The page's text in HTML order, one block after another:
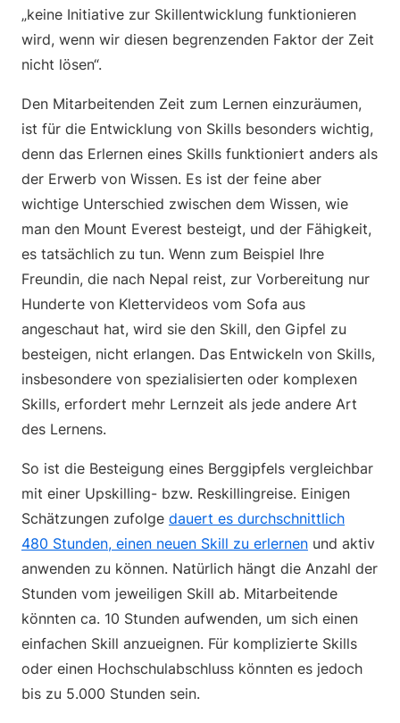
„keine Initiative zur Skillentwicklung funktionieren
wird, wenn wir diesen begrenzenden Faktor der Zeit
nicht lösen“.
Den Mitarbeitenden Zeit zum Lernen einzuräumen,
ist für die Entwicklung von Skills besonders wichtig,
denn das Erlernen eines Skills funktioniert anders als
der Erwerb von Wissen. Es ist der feine aber
wichtige Unterschied zwischen dem Wissen, wie
man den Mount Everest besteigt, und der Fähigkeit,
es tatsächlich zu tun. Wenn zum Beispiel Ihre
Freundin, die nach Nepal reist, zur Vorbereitung nur
Hunderte von Klettervideos vom Sofa aus
angeschaut hat, wird sie den Skill, den Gipfel zu
besteigen, nicht erlangen. Das Entwickeln von Skills,
insbesondere von spezialisierten oder komplexen
Skills, erfordert mehr Lernzeit als jede andere Art
des Lernens.
So ist die Besteigung eines Berggipfels vergleichbar
mit einer Upskilling- bzw. Reskillingreise. Einigen
Schätzungen zufolge dauert es durchschnittlich
480 Stunden, einen neuen Skill zu erlernen und aktiv
anwenden zu können. Natürlich hängt die Anzahl der
Stunden vom jeweiligen Skill ab. Mitarbeitende
könnten ca. 10 Stunden aufwenden, um sich einen
einfachen Skill anzueignen. Für komplizierte Skills
oder einen Hochschulabschluss könnten es jedoch
bis zu 5.000 Stunden sein.